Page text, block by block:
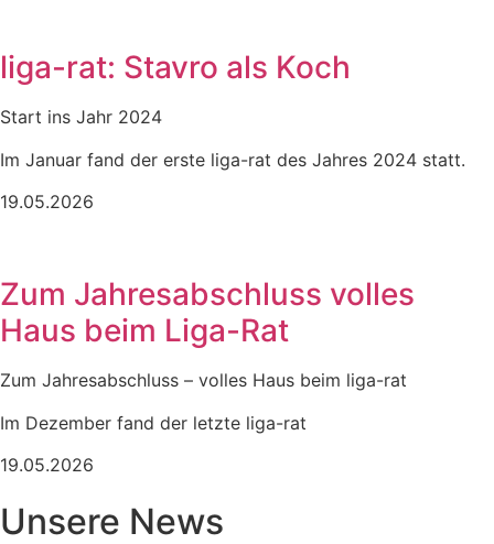
liga-rat: Stavro als Koch
Start ins Jahr 2024
Im Januar fand der erste liga-rat des Jahres 2024 statt.
19.05.2026
Zum Jahresabschluss volles
Haus beim Liga-Rat
Zum Jahresabschluss – volles Haus beim liga-rat
Im Dezember fand der letzte liga-rat
19.05.2026
Unsere News